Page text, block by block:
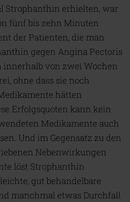
Strophanthin erhielten, war
fünf bis zehn Minuten
der Patienten, die man
gegen Angina Pectoris
innerhalb von zwei Wochen
ohne dass sie noch
hätten
Erfolgsquoten kann kein
Medikamente auch
Und im Gegensatz zu den
Nebenwirkungen
löst Strophanthin
gut behandelbare
manchmal etwas Durchfall